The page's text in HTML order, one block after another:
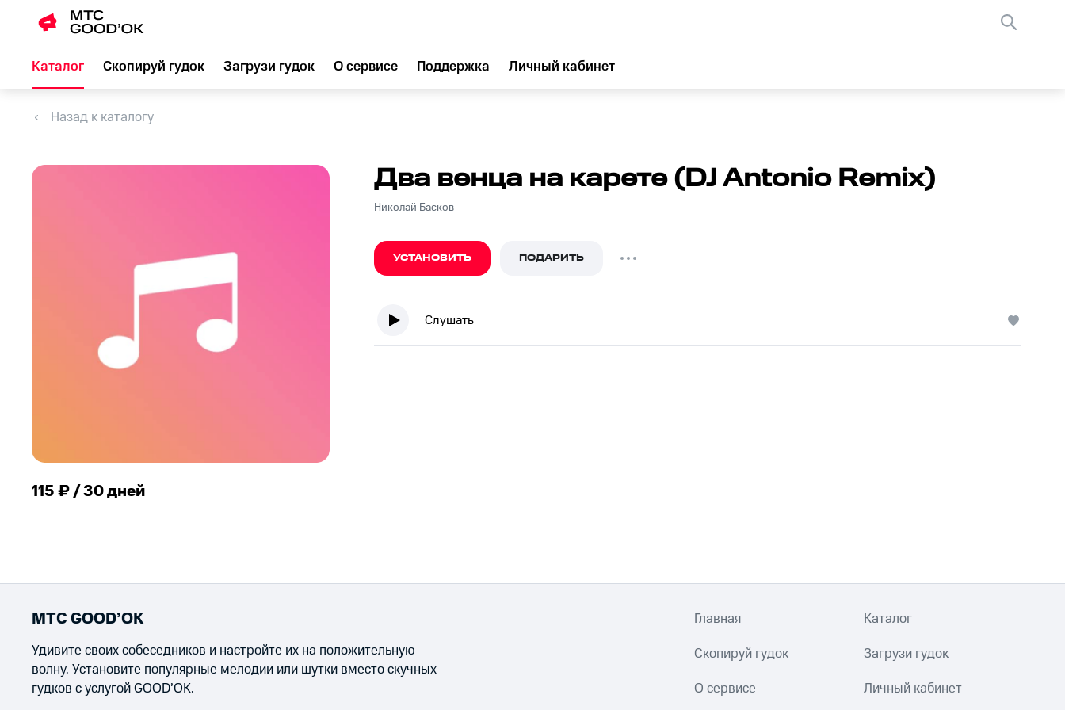
Каталог Скопируй гудок Загрузи гудок О сервисе Поддержка Личный кабинет
Назад к каталогу
115 ₽ / 30 дней
Два венца на карете (DJ Antonio Remix)
Николай Басков
УСТАНОВИТЬ ПОДАРИТЬ
Слушать
МТС GOOD’OK
Удивите своих собеседников и настройте их на положительную
волну. Установите популярные мелодии или шутки вместо скучных
гудков с услугой GOOD’OK.
Главная Каталог
Скопируй гудок Загрузи гудок
О сервисе Личный кабинет